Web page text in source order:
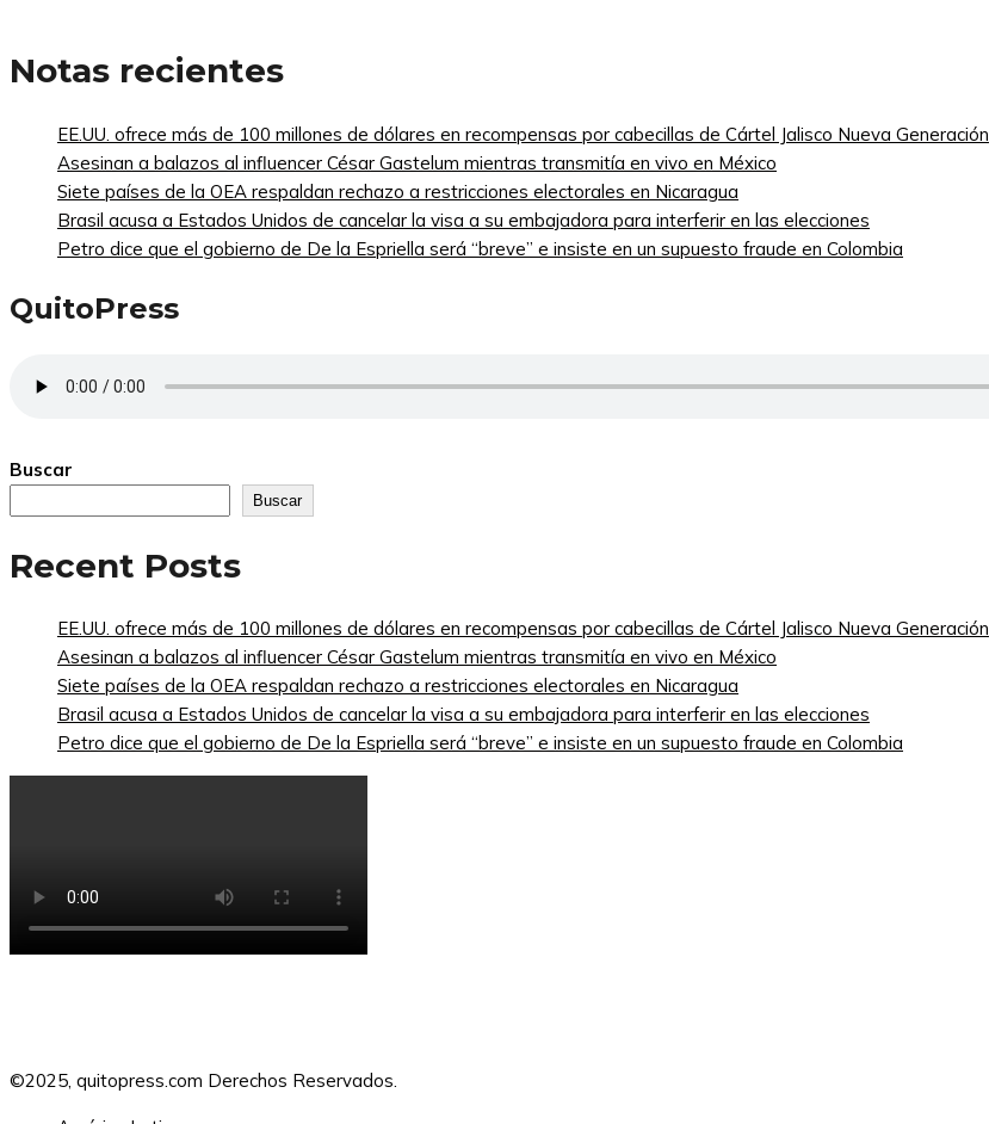
Notas recientes
EE.UU. ofrece más de 100 millones de dólares en recompensas por cabecillas de Cártel Jalisco Nueva Generación
Asesinan a balazos al influencer César Gastelum mientras transmitía en vivo en México
Siete países de la OEA respaldan rechazo a restricciones electorales en Nicaragua
Brasil acusa a Estados Unidos de cancelar la visa a su embajadora para interferir en las elecciones
Petro dice que el gobierno de De la Espriella será “breve” e insiste en un supuesto fraude en Colombia
QuitoPress
Buscar
Buscar
Recent Posts
EE.UU. ofrece más de 100 millones de dólares en recompensas por cabecillas de Cártel Jalisco Nueva Generación
Asesinan a balazos al influencer César Gastelum mientras transmitía en vivo en México
Siete países de la OEA respaldan rechazo a restricciones electorales en Nicaragua
Brasil acusa a Estados Unidos de cancelar la visa a su embajadora para interferir en las elecciones
Petro dice que el gobierno de De la Espriella será “breve” e insiste en un supuesto fraude en Colombia
©2025, quitopress.com Derechos Reservados.